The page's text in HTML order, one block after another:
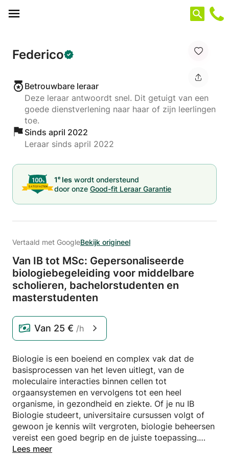
Federico
Betrouwbare leraar
Deze leraar antwoordt snel. Dit getuigt van een
goede dienstverlening naar haar of zijn leerlingen
toe.
Sinds april 2022
Leraar sinds april 2022
1e les wordt ondersteund
door onze Good-fit Leraar Garantie
Vertaald met GoogleBekijk origineel
Van IB tot MSc: Gepersonaliseerde
biologiebegeleiding voor middelbare
scholieren, bachelorstudenten en
masterstudenten
Van 25 € /h
Biologie is een boeiend en complex vak dat de
basisprocessen van het leven uitlegt, van de
moleculaire interacties binnen cellen tot
orgaansystemen en vervolgens tot een heel
organisme, in gezondheid en ziekte. Of je nu IB
Biologie studeert, universitaire cursussen volgt of
gewoon je kennis wilt vergroten, biologie beheersen
vereist een goed begrip en de juiste toepassing.
Lees meer